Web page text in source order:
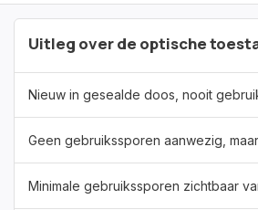
Uitleg over de optische
Nieuw in gesealde doos, nooit
Geen gebruikssporen aanwezig,
Minimale gebruikssporen zichtbaar